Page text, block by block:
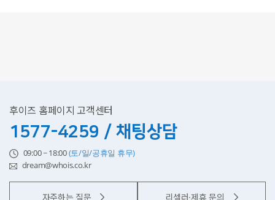
후이즈 홈페이지 고객센터
1577-4259 / 채팅상담
09:00 ~ 18:00(토/일/공휴일 휴무)
dream@whois.co.kr
자주하는 질문 리셀러·제휴 문의